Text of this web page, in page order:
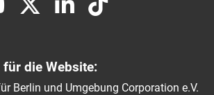
die Website:
Berlin und Umgebung Corporation e.V.